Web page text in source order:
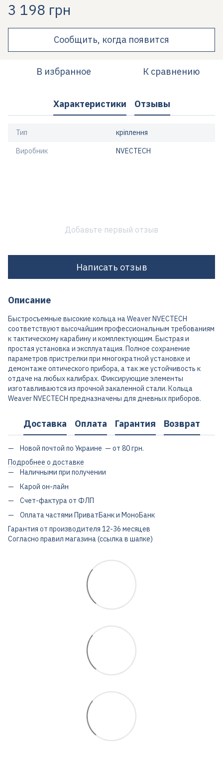
3 198 грн
Сообщить, когда появится
В избранное К сравнению
Характеристики Отзывы
Тип кріплення
Виробник NVECTECH
Добавьте первый отзыв
Написать отзыв
Описание
Быстросъемные высокие кольца на Weaver NVECTECH
соответствуют высочайшим профессиональным требованиям
к тактическому карабину и комплектующим. Быстрая и
простая установка и эксплуатация. Полное сохранение
параметров пристрелки при многократной установке и
демонтаже оптического прибора, а так же устойчивость к
отдаче на любых калибрах. Фиксирующие элементы
изготавливаются из прочной закаленной стали. Кольца
Weaver NVECTECH предназначены для дневных приборов.
Доставка Оплата Гарантия Возврат
Новой почтой по Украине — от 80 грн.
Подробнее о доставке
Наличными при получении
Карой он-лайн
Счет-фактура от ФЛП
Оплата частями ПриватБанк и МоноБанк
Гарантия от производителя 12-36 месяцев
Согласно правил магазина (ссылка в шапке)